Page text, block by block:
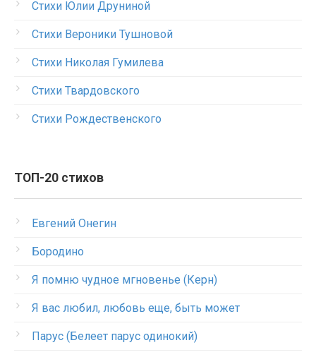
Стихи Юлии Друниной
Стихи Вероники Тушновой
Стихи Николая Гумилева
Стихи Твардовского
Стихи Рождественского
ТОП-20 стихов
Евгений Онегин
Бородино
Я помню чудное мгновенье (Керн)
Я вас любил, любовь еще, быть может
Парус (Белеет парус одинокий)